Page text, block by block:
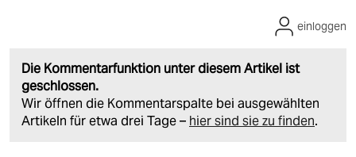
Die Kommentarfunktion unter diesem Artikel ist
geschlossen.
Wir öffnen die Kommentarspalte bei ausgewählten
Artikeln für etwa drei Tage – hier sind sie zu finden.
einloggen